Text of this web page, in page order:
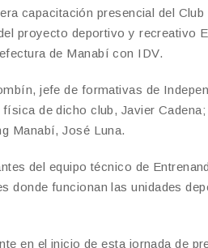
capacitación presencial del
proyecto deportivo y recreativo
de Manabí con IDV.
jefe de formativas de
de dicho club, Javier
Manabí, José Luna.
del equipo técnico de
donde funcionan las unidades
en el inicio de esta jornada de